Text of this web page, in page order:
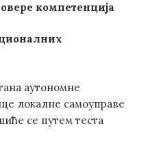
компетенција
аутономне
локалне самоуправе
се путем теста